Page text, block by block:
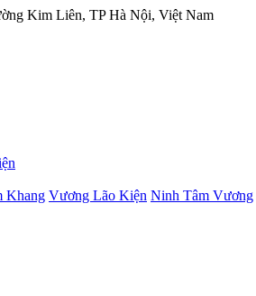
Kim Liên, TP Hà Nội, Việt Nam
Khang Vương Lão Kiện Ninh Tâm Vương